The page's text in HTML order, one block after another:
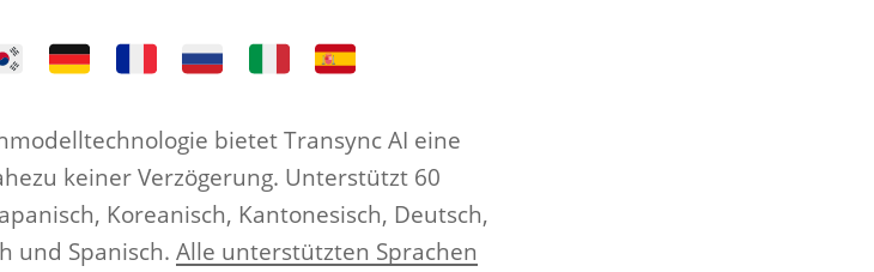
bietet Transync AI eine
keiner Verzögerung. Unterstützt 60
Koreanisch, Kantonesisch, Deutsch,
und Spanisch. Alle unterstützten Sprachen